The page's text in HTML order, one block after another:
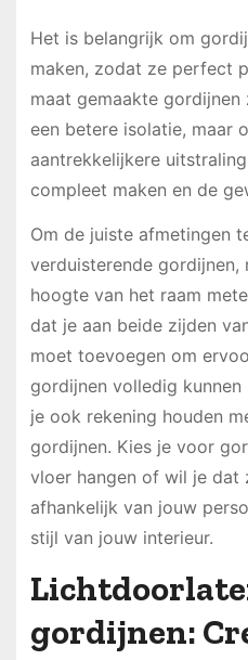
Het is belangrijk om
maken, zodat ze perfect
maat gemaakte
een betere isolatie, maar
aantrekkelijkere
compleet maken en de
Om de juiste afmetingen
verduisterende gordijnen,
hoogte van het raam
dat je aan beide zijden
moet toevoegen om
gordijnen volledig
je ook rekening houden
gordijnen. Kies je voor
vloer hangen of wil je dat
afhankelijk van jouw
stijl van jouw interieur.
gordijnen: